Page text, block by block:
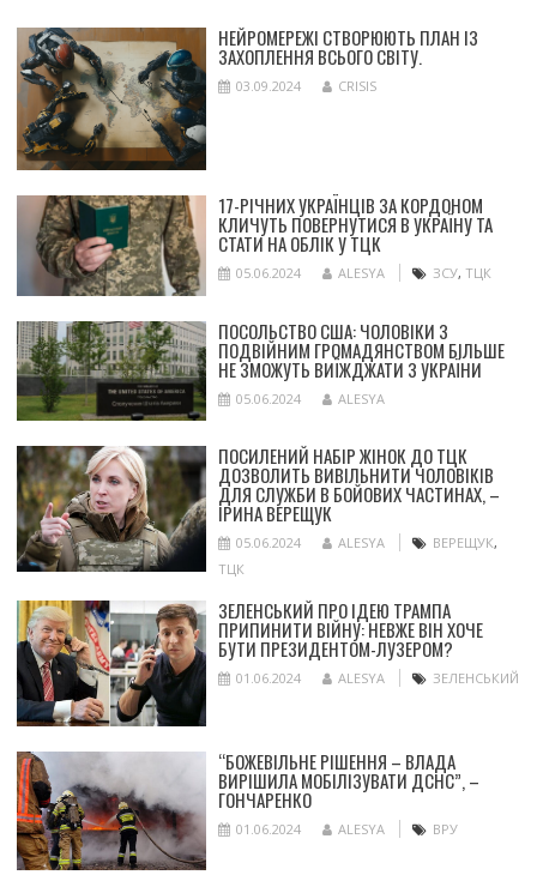
НЕЙРОМЕРЕЖІ СТВОРЮЮТЬ ПЛАН ІЗ
ЗАХОПЛЕННЯ ВСЬОГО СВІТУ.
03.09.2024 CRISIS
17-РІЧНИХ УКРАЇНЦІВ ЗА КОРДОНОМ
КЛИЧУТЬ ПОВЕРНУТИСЯ В УКРАЇНУ ТА
СТАТИ НА ОБЛІК У ТЦК
05.06.2024 ALESYA ЗСУ, ТЦК
ПОСОЛЬСТВО США: ЧОЛОВІКИ З
ПОДВІЙНИМ ГРОМАДЯНСТВОМ БІЛЬШЕ
НЕ ЗМОЖУТЬ ВИЇЖДЖАТИ З УКРАЇНИ
05.06.2024 ALESYA
ПОСИЛЕНИЙ НАБІР ЖІНОК ДО ТЦК
ДОЗВОЛИТЬ ВИВІЛЬНИТИ ЧОЛОВІКІВ
ДЛЯ СЛУЖБИ В БОЙОВИХ ЧАСТИНАХ, –
ІРИНА ВЕРЕЩУК
05.06.2024 ALESYA ВЕРЕЩУК,
ТЦК
ЗЕЛЕНСЬКИЙ ПРО ІДЕЮ ТРАМПА
ПРИПИНИТИ ВІЙНУ: НЕВЖЕ ВІН ХОЧЕ
БУТИ ПРЕЗИДЕНТОМ-ЛУЗЕРОМ?
01.06.2024 ALESYA ЗЕЛЕНСЬКИЙ
“БОЖЕВІЛЬНЕ РІШЕННЯ – ВЛАДА
ВИРІШИЛА МОБІЛІЗУВАТИ ДСНС”, –
ГОНЧАРЕНКО
01.06.2024 ALESYA ВРУ